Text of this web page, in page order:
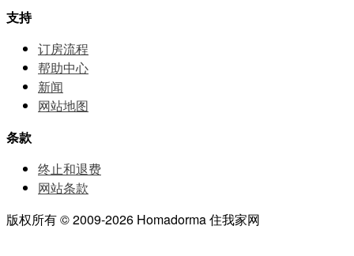
支持
订房流程
帮助中⼼
新闻
网站地图
条款
终止和退费
网站条款
版权所有 © 2009-2026 Homadorma 住我家网